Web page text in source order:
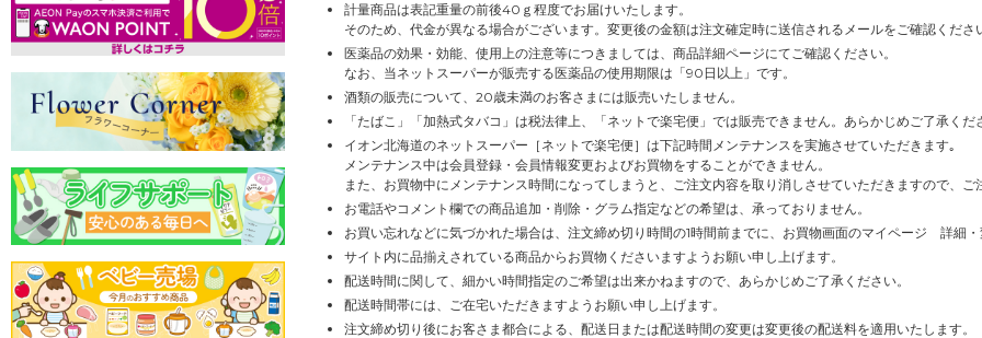
計量商品は表記重量の前後40ｇ程度でお届けいたします。
そのため、代金が異なる場合がございます。変更後の金額は注文確定時に送信されるメールをご確認くださ
医薬品の効果・効能、使用上の注意等につきましては、商品詳細ページにてご確認ください。
なお、当ネットスーパーが販売する医薬品の使用期限は「90日以上」です。
酒類の販売について、20歳未満のお客さまには販売いたしません。
「たばこ」「加熱式タバコ」は税法律上、「ネットで楽宅便」では販売できません。あらかじめご了承くだ
イオン北海道のネットスーパー［ネットで楽宅便］は下記時間メンテナンスを実施させていただきます｡
メンテナンス中は会員登録・会員情報変更およびお買物をすることができません。
また、お買物中にメンテナンス時間になってしまうと、ご注文内容を取り消しさせていただきますので、ご
お電話やコメント欄での商品追加・削除・グラム指定などの希望は、承っておりません。
お買い忘れなどに気づかれた場合は、注文締め切り時間の1時間前までに、お買物画面のマイページ 詳細
サイト内に品揃えされている商品からお買物くださいますようお願い申し上げます。
配送時間に関して、細かい時間指定のご希望は出来かねますので、あらかじめご了承ください。
配送時間帯には、ご在宅いただきますようお願い申し上げます。
注文締め切り後にお客さま都合による、配送日または配送時間の変更は変更後の配送料を適用いたします。